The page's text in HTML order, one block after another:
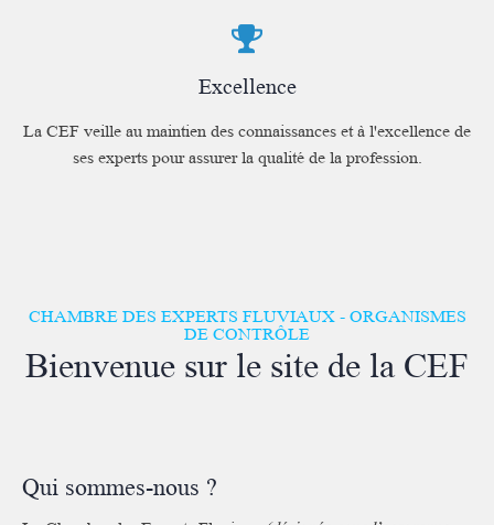
Excellence
La CEF veille au maintien des connaissances et à l'excellence de
ses experts pour assurer la qualité de la profession.
CHAMBRE DES EXPERTS FLUVIAUX - ORGANISMES
DE CONTRÔLE
Bienvenue sur le site de la CEF
Qui sommes-nous ?